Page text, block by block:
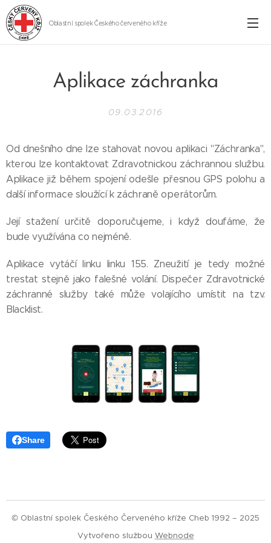
Oblastní spolek Českého červeného kříže
Aplikace záchranka
09.03.2016
Od dnešního dne lze stahovat novou aplikaci "Záchranka",
kterou lze kontaktovat Zdravotnickou záchrannou službu.
Aplikace již během spojení odešle přesnou GPS polohu a
další informace sloužící k záchraně operátorům.
Její stažení určitě doporučujeme, i když doufáme, že
bude využívána co nejméně.
Aplikace vytáčí linku linku 155. Zneužití je tedy možné
trestat stejně jako falešné volání. Dispečer Zdravotnické
záchranné služby také může volajícího umístit na tzv.
Blacklist.
Share
© Oblastní spolek Českého Červeného kříže Cheb 1992 – 2025
Vytvořeno službou Webnode